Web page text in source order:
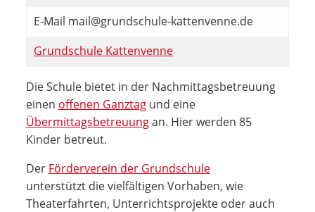
E-Mail mail@grundschule-kattenvenne.de
Grundschule Kattenvenne
Die Schule bietet in der Nachmittagsbetreuung
einen offenen Ganztagund eine
Übermittagsbetreuungan. Hier werden 85
Kinder betreut.
Der Förderverein der Grundschule
unterstützt die vielfältigen Vorhaben, wie
Theaterfahrten, Unterrichtsprojekte oder auch